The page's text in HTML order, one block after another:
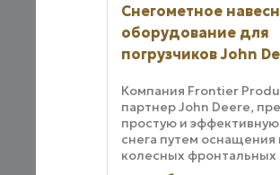
Снегометное
оборудование для
погрузчиков John
Компания Frontier
партнер John Deere,
простую и эффективную
снега путем оснащения
колесных фронтальных
погрузчиков John Deere